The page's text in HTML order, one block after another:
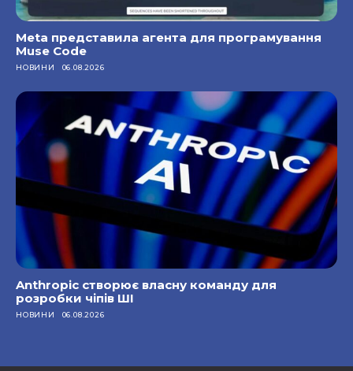
Meta представила агента для програмування
Muse Code
НОВИНИ 06.08.2026
Anthropic створює власну команду для
розробки чіпів ШІ
НОВИНИ 06.08.2026